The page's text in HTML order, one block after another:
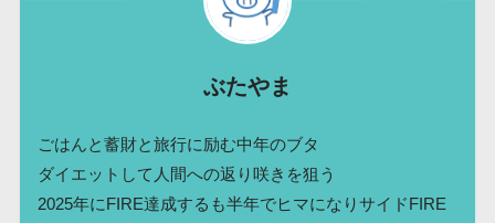
ぶたやま
ごはんと蓄財と旅行に励む中年のブタ
ダイエットして人間への返り咲きを狙う
2025年にFIRE達成するも半年でヒマになりサイドFIRE